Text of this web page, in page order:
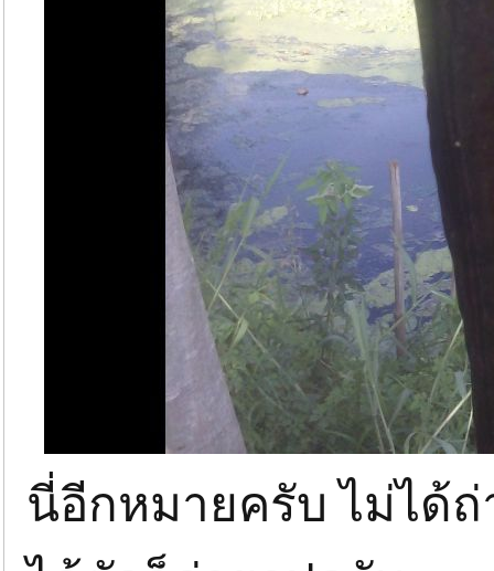
นี่อีกหมายครับ ไม่ได้